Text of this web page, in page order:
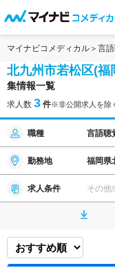
マイナビコメディカル 言
北九州市若松区(福
集情報一覧
求人数 3 件※非公開求人を除
職種 言語聴
勤務地 福岡県
求人条件 その他